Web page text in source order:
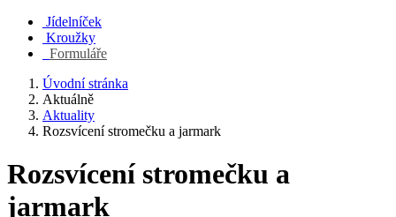
Jídelníček
Kroužky
Formuláře
Úvodní stránka
Aktuálně
Aktuality
Rozsvícení stromečku a jarmark
Rozsvícení stromečku a
jarmark